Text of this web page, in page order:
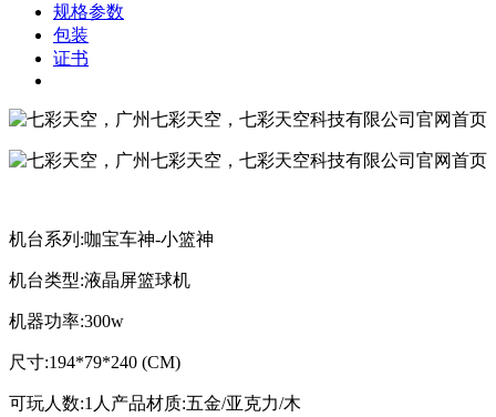
规格参数
包装
证书
机台系列:咖宝车神-小篮神
机台类型:液晶屏篮球机
机器功率:300w
尺寸:194*79*240 (CM)
可玩人数:1人产品材质:五金/亚克力/木